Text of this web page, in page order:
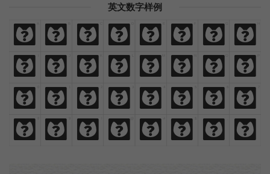
英文数字样例
A B C D E F G H
I J K L M N O P
0 1 2 3 4 5 6 7
8 9 ! @ # $ , .